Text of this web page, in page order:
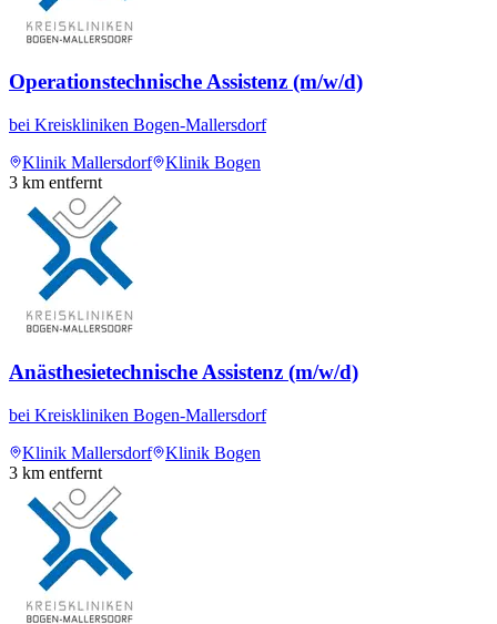
Operationstechnische Assistenz (m/w/d)
bei Kreiskliniken Bogen-Mallersdorf
Klinik Mallersdorf
Klinik Bogen
3 km entfernt
Anästhesietechnische Assistenz (m/w/d)
bei Kreiskliniken Bogen-Mallersdorf
Klinik Mallersdorf
Klinik Bogen
3 km entfernt